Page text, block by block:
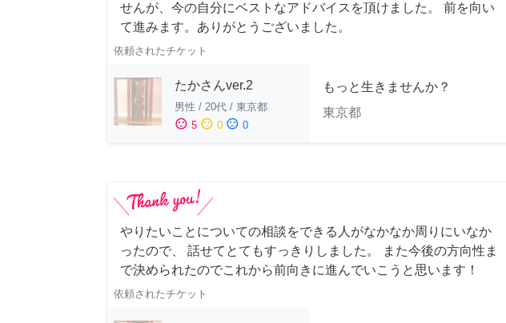
せんが、今の自分にベストなアドバイスを頂けました。 前を向い
て進みます。ありがとうございました。
依頼されたチケット
たかさんver.2
男性 / 20代 / 東京都
sentiment_satisfied 5 sentiment_neutral 0 sentiment_dissatisfied 0
もっと生きませんか？
東京都
やりたいことについての相談をできる人がなかなか周りにいなか
ったので、 話せてとてもすっきりしました。 また今後の方向性ま
で決められたのでこれから前向きに進んでいこうと思います！
依頼されたチケット